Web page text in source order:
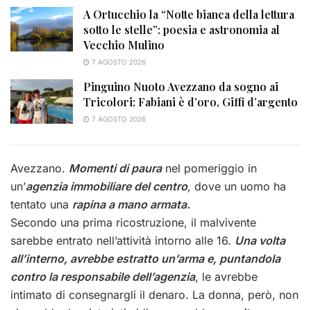
A Ortucchio la “Notte bianca della lettura
sotto le stelle”: poesia e astronomia al
Vecchio Mulino
7 AGOSTO 2026
Pinguino Nuoto Avezzano da sogno ai
Tricolori: Fabiani è d’oro, Giffi d’argento
7 AGOSTO 2026
Avezzano. Momenti di pauranel pomeriggio in
un’agenzia immobiliare del centro, dove un uomo ha
tentato una rapina a mano armata.
Secondo una prima ricostruzione, il malvivente
sarebbe entrato nell’attività intorno alle 16. Una volta
all’interno, avrebbe estratto un’arma e, puntandola
contro la responsabile dell’agenzia, le avrebbe
intimato di consegnargli il denaro. La donna, però, non